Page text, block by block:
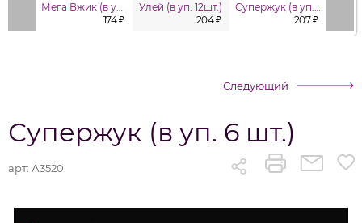
доставки
Мега Вжик (в уп. 6 шт.)
174 ₽
Улей (в уп. 12шт.)
204 ₽
Супержук (в уп. 6 шт.)
207 ₽
Следующий
Супержук (в уп. 6 шт.)
арт: А3520